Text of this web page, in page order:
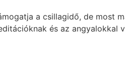
a csillagidő, de most
és az angyalokkal